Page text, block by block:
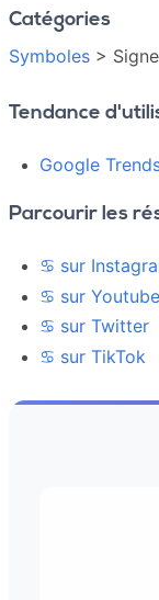
Catégories
Symboles >
Tendance
Google
Parcourir les
♋ sur
♋ sur Youtube
♋ sur Twitter
♋ sur TikTok